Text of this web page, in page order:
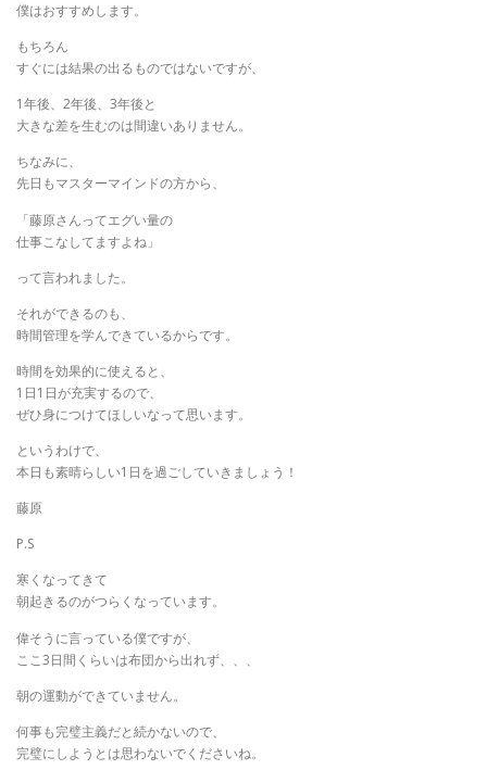
僕はおすすめします。
もちろん
すぐには結果の出るものではないですが、
1年後、2年後、3年後と
大きな差を生むのは間違いありません。
ちなみに、
先日もマスターマインドの方から、
「藤原さんってエグい量の
仕事こなしてますよね」
って言われました。
それができるのも、
時間管理を学んできているからです。
時間を効果的に使えると、
1日1日が充実するので、
ぜひ身につけてほしいなって思います。
というわけで、
本日も素晴らしい1日を過ごしていきましょう！
藤原
P.S
寒くなってきて
朝起きるのがつらくなっています。
偉そうに言っている僕ですが、
ここ3日間くらいは布団から出れず、、、
朝の運動ができていません。
何事も完璧主義だと続かないので、
完璧にしようとは思わないでくださいね。